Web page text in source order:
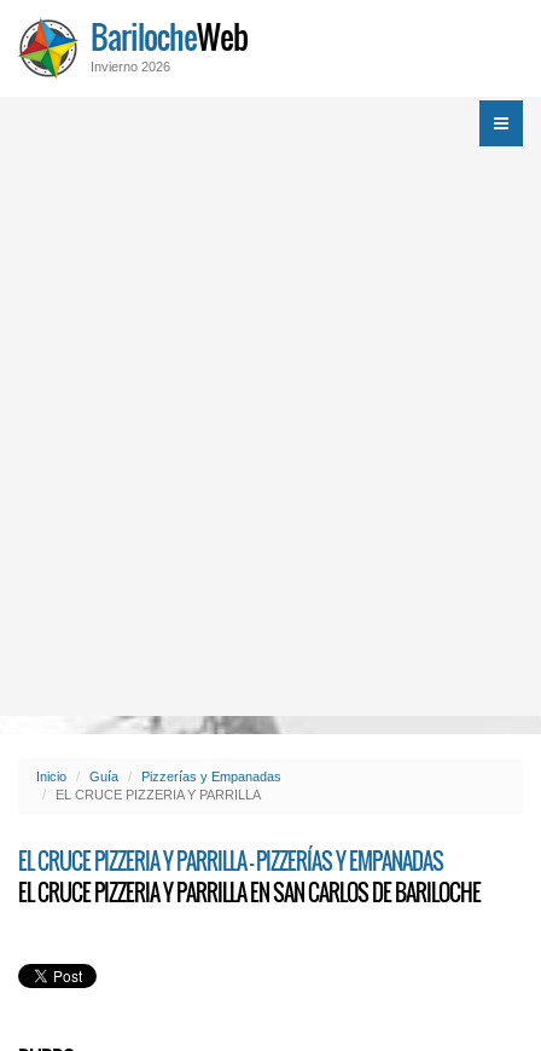
BarilocheWeb
Invierno 2026
Menú
Inicio Guía
Pizzerías y Empanadas
EL CRUCE PIZZERIA Y PARRILLA
EL CRUCE PIZZERIA Y PARRILLA - PIZZERÍAS Y EMPANADAS
EL CRUCE PIZZERIA Y PARRILLA EN SAN CARLOS DE BARILOCHE